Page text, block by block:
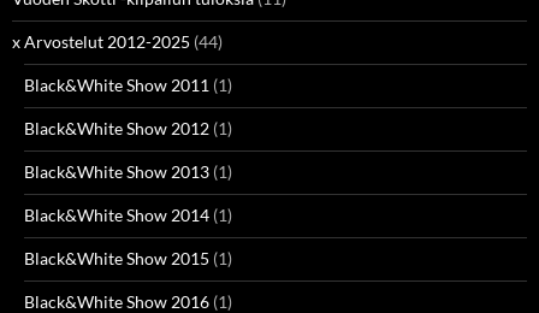
x Arvostelut 2012-2025 (44)
Black&White Show 2011 (1)
Black&White Show 2012 (1)
Black&White Show 2013 (1)
Black&White Show 2014 (1)
Black&White Show 2015 (1)
Black&White Show 2016 (1)